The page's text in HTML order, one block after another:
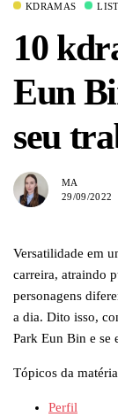
KDRAMAS
10
Eun
seu
MA
29/09/2022
Versatilidade em
carreira, atraindo
personagens
a dia. Dito isso,
Park Eun Bin e se
Tópicos da
Perfil